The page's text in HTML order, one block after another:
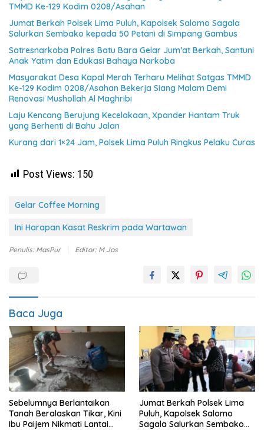
TMMD Ke-129 Kodim 0208/Asahan
Jumat Berkah Polsek Lima Puluh, Kapolsek Salomo Sagala
Salurkan Sembako kepada 50 Petani di Simpang Gambus
Satresnarkoba Polres Batu Bara Gelar Jum’at Berkah, Santuni
Anak Yatim dan Edukasi Bahaya Narkoba
Masyarakat Desa Kapal Merah Terharu Melihat Satgas TMMD
Ke-129 Kodim 0208/Asahan Bekerja Siang Malam Demi
Renovasi Mushollah Al Maghribi
Laju Kencang Berujung Kecelakaan, Xpander Hantam Truk
yang Berhenti di Bahu Jalan
Kurang dari 1×24 Jam, Polsek Lima Puluh Ringkus Pelaku Curas
Post Views: 150
Gelar Coffee Morning
Ini Harapan Kasat Reskrim pada Wartawan
Penulis: MasPur Editor: M Jos
Baca Juga
Sebelumnya Berlantaikan
Tanah Beralaskan Tikar, Kini
Ibu Paijem Nikmati Lantai
Jumat Berkah Polsek Lima
Puluh, Kapolsek Salomo
Sagala Salurkan Sembako